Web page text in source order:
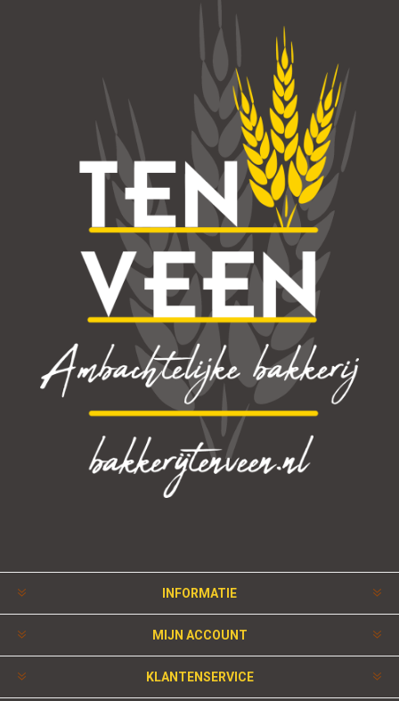
INFORMATIE
MIJN ACCOUNT
KLANTENSERVICE